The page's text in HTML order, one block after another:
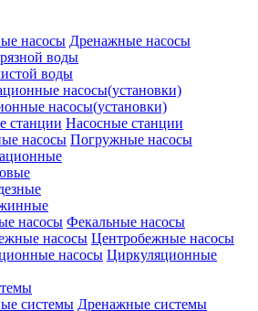
Дренажные насосы
воды
воды
насосы(установки)
Насосные станции
Погружные насосы
Фекальные насосы
Центробежные насосы
Циркуляционные
Дренажные системы